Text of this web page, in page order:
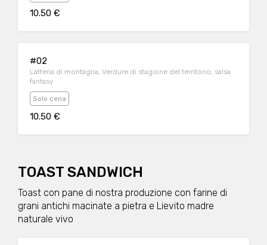
10.50 €
#02
Latteria di montagna, Verdure di stagione del territorio, salsa
fantasy
Solo cena
10.50 €
TOAST SANDWICH
Toast con pane di nostra produzione con farine di
grani antichi macinate a pietra e Lievito madre
naturale vivo